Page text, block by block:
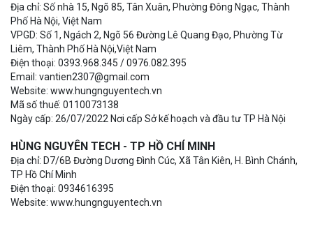
Địa chỉ: Số nhà 15, Ngõ 85, Tân Xuân, Phường Đông Ngạc, Thành
Phố Hà Nội, Việt Nam
VPGD: Số 1, Ngách 2, Ngõ 56 Đường Lê Quang Đạo, Phường Từ
Liêm, Thành Phố Hà Nội,Việt Nam
Điện thoại: 0393.968.345 / 0976.082.395
Email: vantien2307@gmail.com
Website: www.hungnguyentech.vn
Mã số thuế: 0110073138
Ngày cấp: 26/07/2022 Nơi cấp Sở kế hoạch và đầu tư TP Hà Nội
HÙNG NGUYÊN TECH - TP HỒ CHÍ MINH
Địa chỉ: D7/6B Đường Dương Đình Cúc, Xã Tân Kiên, H. Bình Chánh,
TP Hồ Chí Minh
Điện thoại: 0934616395
Website: www.hungnguyentech.vn